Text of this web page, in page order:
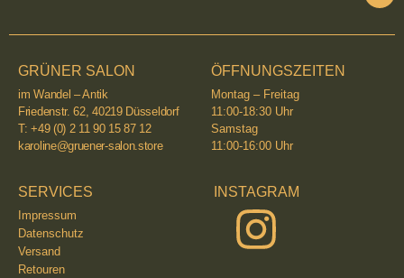
GRÜNER SALON
im Wandel – Antik
Friedenstr. 62, 40219 Düsseldorf
T: +49 (0) 2 11 90 15 87 12
karoline@gruener-salon.store
ÖFFNUNGSZEITEN
Montag – Freitag
11:00-18:30 Uhr
Samstag
11:00-16:00 Uhr
SERVICES
Impressum
Datenschutz
Versand
Retouren
INSTAGRAM